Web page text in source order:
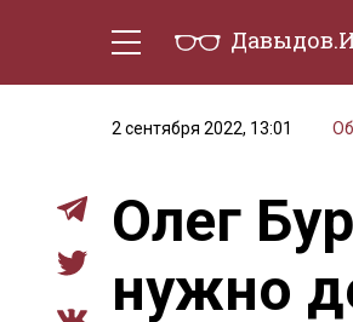
2 сентября 2022, 13:01
Олег
нужно